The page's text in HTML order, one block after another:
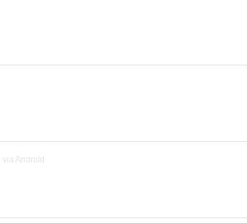
via Android